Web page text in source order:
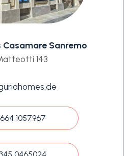
Casamare Sanremo
143
1057967
0465024